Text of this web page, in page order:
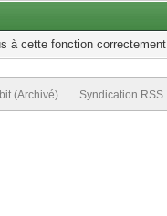
à cette fonction
(Archivé) Syndication RSS